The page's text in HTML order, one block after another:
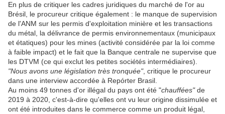
En plus de critiquer les cadres juridiques du marché de l'or au
Brésil, le procureur critique également : le manque de supervision
de l'ANM sur les permis d'exploitation minière et les transactions
du métal, la délivrance de permis environnementaux (municipaux
et étatiques) pour les mines (activité considérée par la loi comme
à faible impact) et le fait que la Banque centrale ne supervise que
les DTVM (ce qui exclut les petites sociétés intermédiaires).
"Nous avons une législation très tronquée", critique le procureur
dans une interview accordée à Repórter Brasil.
Au moins 49 tonnes d'or illégal du pays ont été "chauffées"de
2019 à 2020, c'est-à-dire qu'elles ont vu leur origine dissimulée et
ont été introduites dans le commerce comme un produit légal,